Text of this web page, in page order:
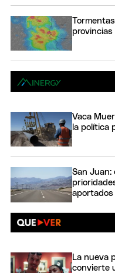
Vaca
la política
San Juan:
aportados
La nueva
convierte